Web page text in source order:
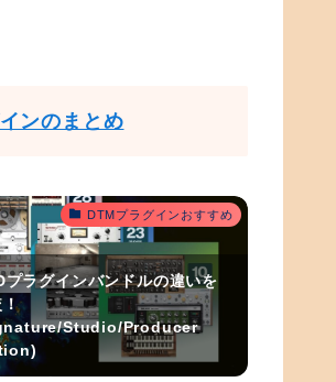
ンのまとめ
DTMプラグインおすすめ
プラグインバンドルの違いを
Studio/Producer